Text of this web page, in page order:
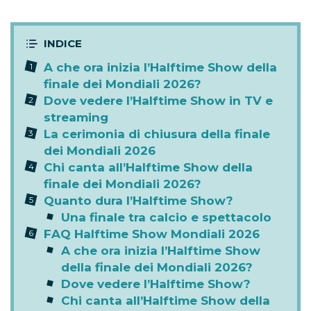
A che ora inizia l’Halftime Show della
finale dei Mondiali 2026?
Dove vedere l’Halftime Show in TV e
streaming
La cerimonia di chiusura della finale
dei Mondiali 2026
Chi canta all’Halftime Show della
finale dei Mondiali 2026?
Quanto dura l’Halftime Show?
Una finale tra calcio e spettacolo
FAQ Halftime Show Mondiali 2026
A che ora inizia l’Halftime Show
della finale dei Mondiali 2026?
Dove vedere l’Halftime Show?
Chi canta all’Halftime Show della